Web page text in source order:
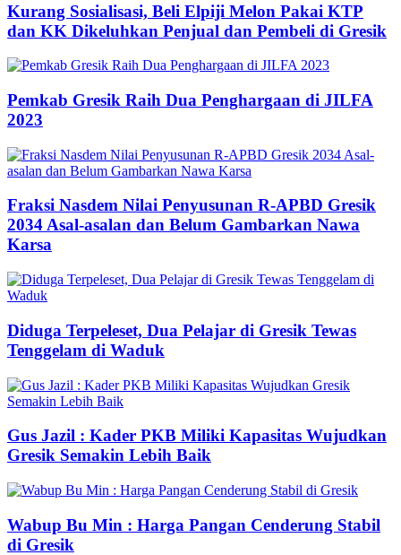
Kurang Sosialisasi, Beli Elpiji Melon Pakai KTP
dan KK Dikeluhkan Penjual dan Pembeli di Gresik
Pemkab Gresik Raih Dua Penghargaan di JILFA
2023
Fraksi Nasdem Nilai Penyusunan R-APBD Gresik
2034 Asal-asalan dan Belum Gambarkan Nawa
Karsa
Diduga Terpeleset, Dua Pelajar di Gresik Tewas
Tenggelam di Waduk
Gus Jazil : Kader PKB Miliki Kapasitas Wujudkan
Gresik Semakin Lebih Baik
Wabup Bu Min : Harga Pangan Cenderung Stabil
di Gresik